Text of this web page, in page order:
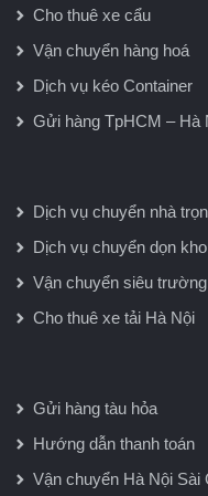
Cho thuê xe cẩu
Vận chuyển hàng hoá
Dịch vụ kéo Container
Gửi hàng TpHCM – Hà
Dịch vụ chuyển nhà
Dịch vụ chuyển dọn
Vận chuyển siêu
Cho thuê xe tải Hà Nội
Gửi hàng tàu hỏa
Hướng dẫn thanh toán
Vận chuyển Hà Nội Sài